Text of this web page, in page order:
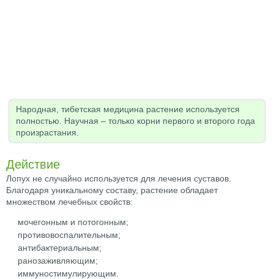
Народная, тибетская медицина растение используется
полностью. Научная – только корни первого и второго года
произрастания.
Действие
Лопух не случайно используется для лечения суставов.
Благодаря уникальному составу, растение обладает
множеством лечебных свойств:
мочегонным и потогонным;
противовоспалительным;
антибактериальным;
ранозаживляющим;
иммуностимулирующим.